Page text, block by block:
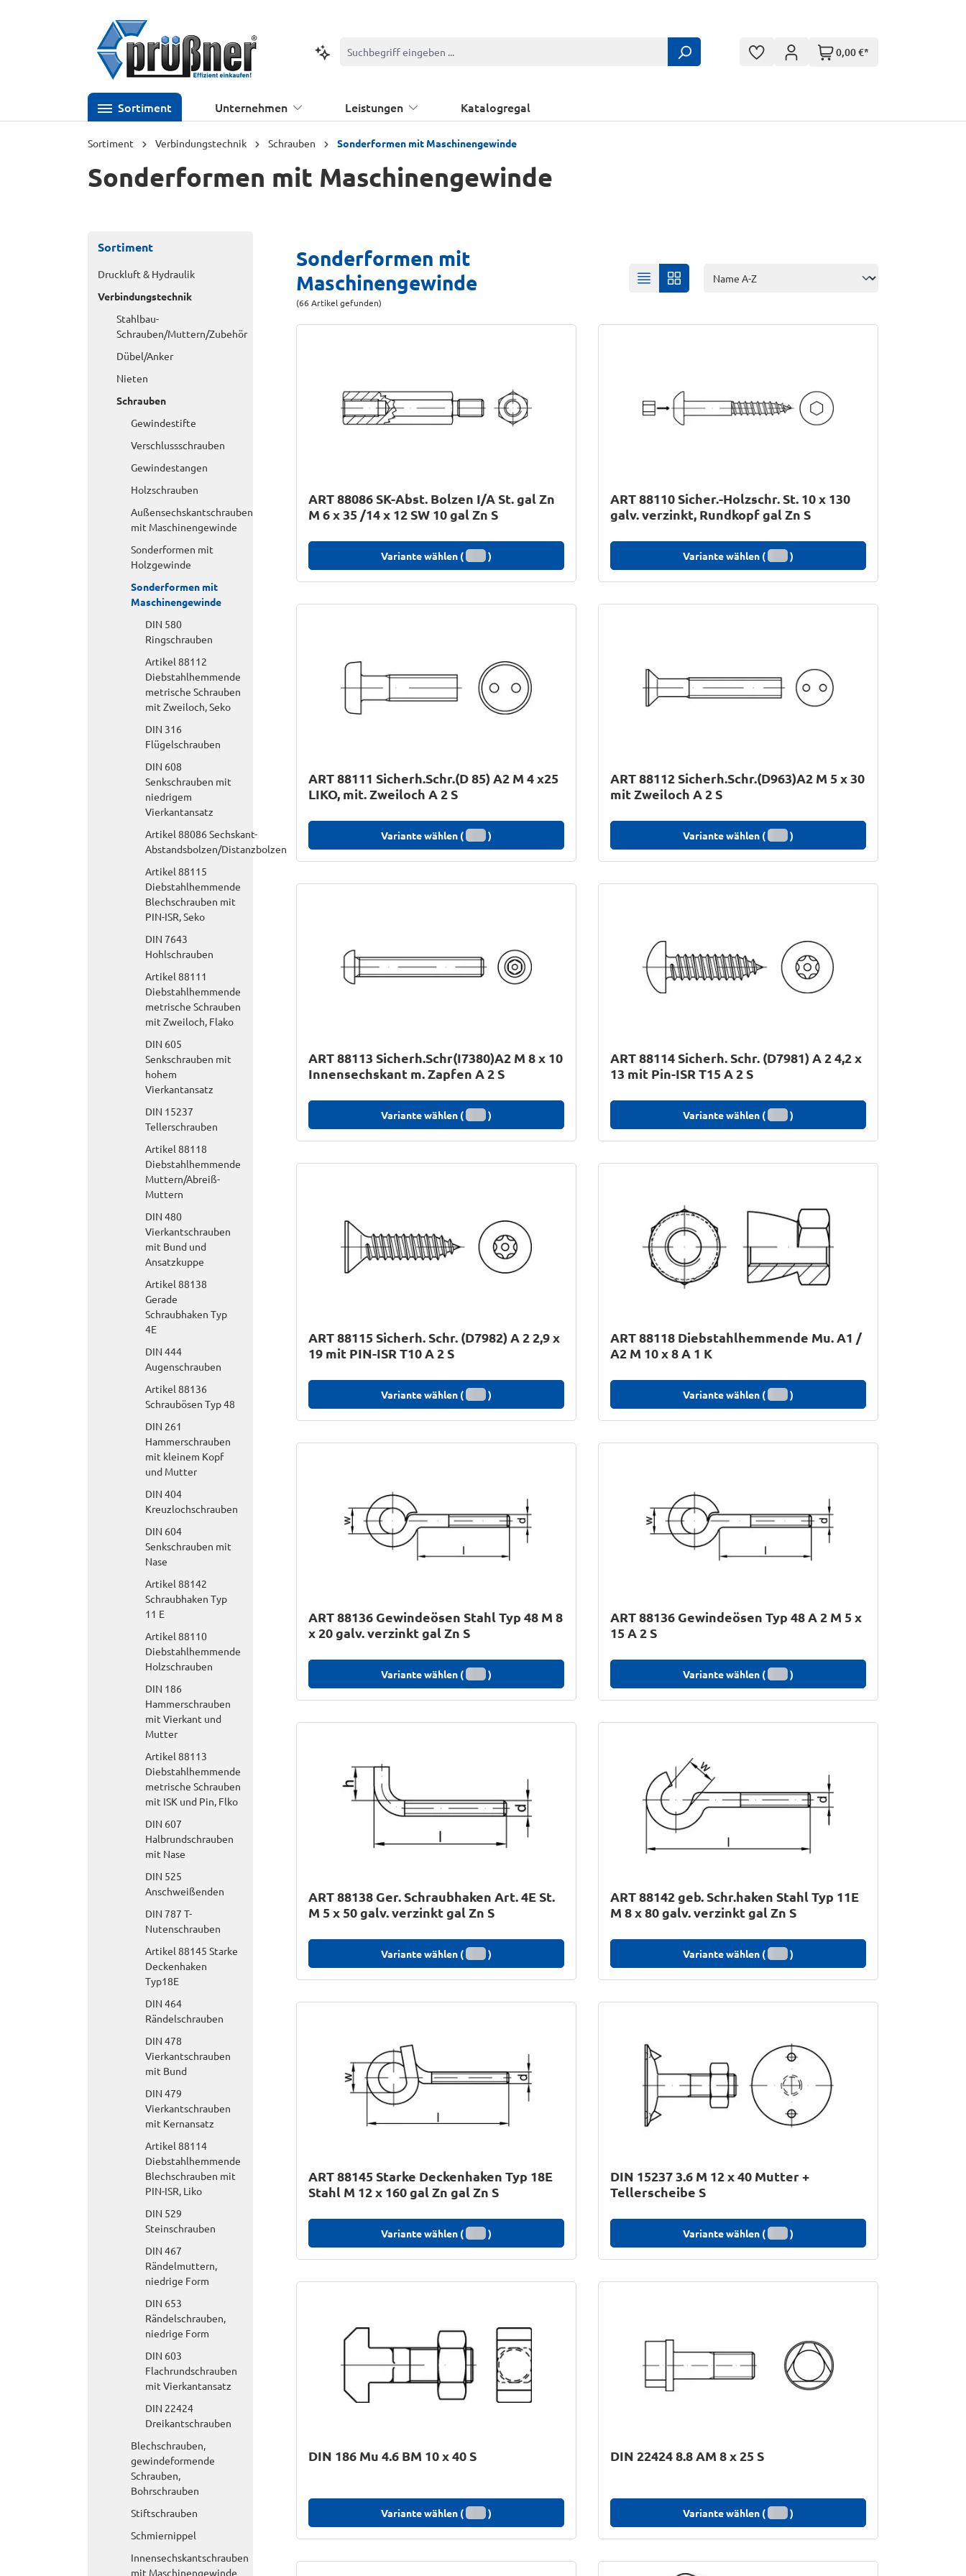
Kontextbasierte Suche 0,00 €*
Sortiment Unternehmen Leistungen Katalogregal
Sortiment Verbindungstechnik Schrauben Sonderformen mit Maschinengewinde
Sonderformen mit Maschinengewinde
Sortiment
Druckluft & Hydraulik
Verbindungstechnik
Stahlbau-
Schrauben/Muttern/Zubehör
Dübel/Anker
Nieten
Schrauben
Gewindestifte
Verschlussschrauben
Gewindestangen
Holzschrauben
Außensechskantschrauben
mit Maschinengewinde
Sonderformen mit
Holzgewinde
Sonderformen mit
Maschinengewinde
DIN 580
Ringschrauben
Artikel 88112
Diebstahlhemmende
metrische Schrauben
mit Zweiloch, Seko
DIN 316
Flügelschrauben
DIN 608
Senkschrauben mit
niedrigem
Vierkantansatz
Artikel 88086 Sechskant-
Abstandsbolzen/Distanzbolzen
Artikel 88115
Diebstahlhemmende
Blechschrauben mit
PIN-ISR, Seko
DIN 7643
Hohlschrauben
Artikel 88111
Diebstahlhemmende
metrische Schrauben
mit Zweiloch, Flako
DIN 605
Senkschrauben mit
hohem
Vierkantansatz
DIN 15237
Tellerschrauben
Artikel 88118
Diebstahlhemmende
Muttern/Abreiß-
Muttern
DIN 480
Vierkantschrauben
mit Bund und
Ansatzkuppe
Artikel 88138
Gerade
Schraubhaken Typ
4E
DIN 444
Augenschrauben
Artikel 88136
Schraubösen Typ 48
DIN 261
Hammerschrauben
mit kleinem Kopf
und Mutter
DIN 404
Kreuzlochschrauben
DIN 604
Senkschrauben mit
Nase
Artikel 88142
Schraubhaken Typ
11 E
Artikel 88110
Diebstahlhemmende
Holzschrauben
DIN 186
Hammerschrauben
mit Vierkant und
Mutter
Artikel 88113
Diebstahlhemmende
metrische Schrauben
mit ISK und Pin, Flko
DIN 607
Halbrundschrauben
mit Nase
DIN 525
Anschweißenden
DIN 787 T-
Nutenschrauben
Artikel 88145 Starke
Deckenhaken
Typ18E
DIN 464
Rändelschrauben
DIN 478
Vierkantschrauben
mit Bund
DIN 479
Vierkantschrauben
mit Kernansatz
Artikel 88114
Diebstahlhemmende
Blechschrauben mit
PIN-ISR, Liko
DIN 529
Steinschrauben
DIN 467
Rändelmuttern,
niedrige Form
DIN 653
Rändelschrauben,
niedrige Form
DIN 603
Flachrundschrauben
mit Vierkantansatz
DIN 22424
Dreikantschrauben
Blechschrauben,
gewindeformende
Schrauben,
Bohrschrauben
Stiftschrauben
Schmiernippel
Innensechskantschrauben
mit Maschinengewinde
Sonderformen mit
Maschinengewinde
(66 Artikel gefunden)
ART 88086 SK-Abst. Bolzen I/A St. gal Zn
M 6 x 35 /14 x 12 SW 10 gal Zn S
Variante wählen ( )
ART 88110 Sicher.-Holzschr. St. 10 x 130
galv. verzinkt, Rundkopf gal Zn S
Variante wählen ( )
ART 88111 Sicherh.Schr.(D 85) A2 M 4 x25
LIKO, mit. Zweiloch A 2 S
Variante wählen ( )
ART 88112 Sicherh.Schr.(D963)A2 M 5 x 30
mit Zweiloch A 2 S
Variante wählen ( )
ART 88113 Sicherh.Schr(I7380)A2 M 8 x 10
Innensechskant m. Zapfen A 2 S
Variante wählen ( )
ART 88114 Sicherh. Schr. (D7981) A 2 4,2 x
13 mit Pin-ISR T15 A 2 S
Variante wählen ( )
ART 88115 Sicherh. Schr. (D7982) A 2 2,9 x
19 mit PIN-ISR T10 A 2 S
Variante wählen ( )
ART 88118 Diebstahlhemmende Mu. A1 /
A2 M 10 x 8 A 1 K
Variante wählen ( )
ART 88136 Gewindeösen Stahl Typ 48 M 8
x 20 galv. verzinkt gal Zn S
Variante wählen ( )
ART 88136 Gewindeösen Typ 48 A 2 M 5 x
15 A 2 S
Variante wählen ( )
ART 88138 Ger. Schraubhaken Art. 4E St.
M 5 x 50 galv. verzinkt gal Zn S
Variante wählen ( )
ART 88142 geb. Schr.haken Stahl Typ 11E
M 8 x 80 galv. verzinkt gal Zn S
Variante wählen ( )
ART 88145 Starke Deckenhaken Typ 18E
Stahl M 12 x 160 gal Zn gal Zn S
Variante wählen ( )
DIN 15237 3.6 M 12 x 40 Mutter +
Tellerscheibe S
Variante wählen ( )
DIN 186 Mu 4.6 BM 10 x 40 S
Variante wählen ( )
DIN 22424 8.8 AM 8 x 25 S
Variante wählen ( )